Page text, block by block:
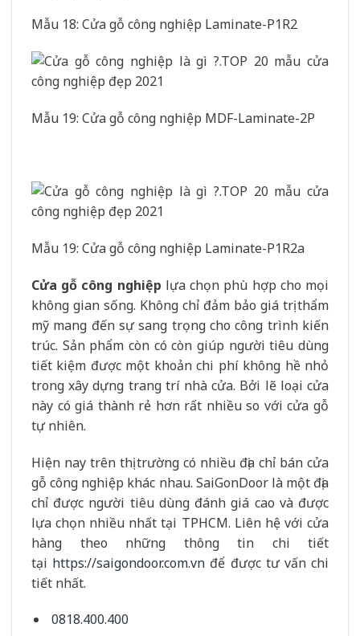
Mẫu 18: Cửa gỗ công nghiệp Laminate-P1R2
Mẫu 19: Cửa gỗ công nghiệp MDF-Laminate-2P
Mẫu 19: Cửa gỗ công nghiệp Laminate-P1R2a
Cửa gỗ công nghiệp lựa chọn phù hợp cho mọi
không gian sống. Không chỉ đảm bảo giá trị thẩm
mỹ mang đến sự sang trọng cho công trình kiến
trúc. Sản phẩm còn có còn giúp người tiêu dùng
tiết kiệm được một khoản chi phí không hề nhỏ
trong xây dựng trang trí nhà cửa. Bởi lẽ loại cửa
này có giá thành rẻ hơn rất nhiều so với cửa gỗ
tự nhiên.
Hiện nay trên thị trường có nhiều địa chỉ bán cửa
gỗ công nghiệp khác nhau. SaiGonDoor là một địa
chỉ được người tiêu dùng đánh giá cao và được
lựa chọn nhiều nhất tại TPHCM. Liên hệ với cửa
hàng theo những thông tin chi tiết
tại https://saigondoor.com.vn để được tư vấn chi
tiết nhất.
0818.400.400